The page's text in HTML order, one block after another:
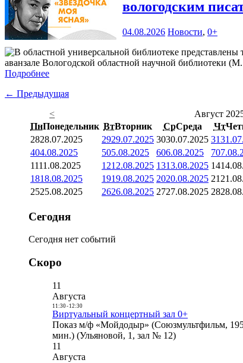
вологодским
04.08.2026 Новости, 0+
аванзале Вологодской областной научной библиотеки
Подробнее
← Предыдущая
<
Август
ПнПонедельник ВтВторник СрСреда Чт
2828.07.2025 2929.07.2025 3030.07.2025 31
404.08.2025 505.08.2025 606.08.2025 7
1111.08.2025 1212.08.2025 1313.08.2025 14
1818.08.2025 1919.08.2025 2020.08.2025 21
2525.08.2025 2626.08.2025 2727.08.2025 28
Сегодня
Сегодня нет событий
Скоро
11
Августа
11:30- 12:30
Виртуальный концертный зал 0+
Показ м/ф «Мойдодыр» (Союзмультфильм,
мин.) (Ульяновой, 1, зал № 12)
11
Августа